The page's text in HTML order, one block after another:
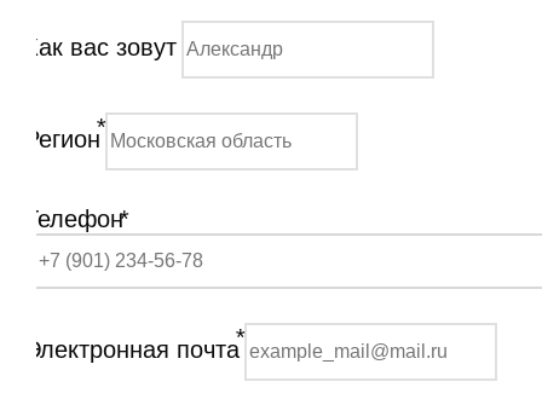
Как вас зовут
Регион*
Телефон*
Электронная почта*